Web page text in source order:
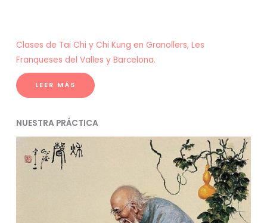
Clases de Tai Chi y Chi Kung en Granollers, Les
Franqueses del Valles y Barcelona.
LEER MÁS
NUESTRA PRÁCTICA